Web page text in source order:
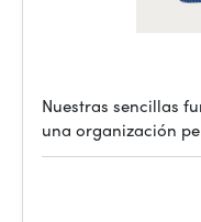
Nuestras sencillas
una organización